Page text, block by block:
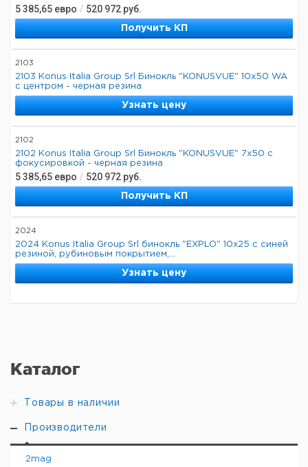
Каталог
Товары в наличии
Производители
2mag
5 385,65 евро / 520 972 руб.
Получить КП
2103
2103 Konus Italia Group Srl Бинокль "KONUSVUE" 10x50 WA
с центром - черная резина
Узнать цену
2102
2102 Konus Italia Group Srl Бинокль "KONUSVUE" 7x50 с
фокусировкой - черная резина
5 385,65 евро / 520 972 руб.
Получить КП
2024
2024 Konus Italia Group Srl бинокль "EXPLO" 10x25 с синей
резиной, рубиновым покрытием,...
Узнать цену